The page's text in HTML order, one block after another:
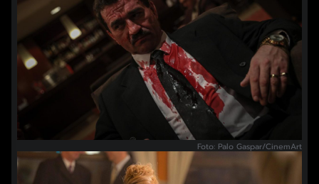
Foto: Palo Gaspar/CinemArt